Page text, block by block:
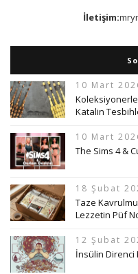
İletişim:
10 Mart
Katalin
10 Mart
The Sims 4 &
18 Şubat
Taze
Lezzetin Püf
12 Şubat
İnsülin Direnci